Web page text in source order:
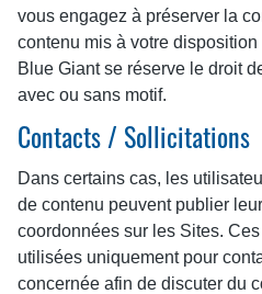
vous engagez à préserver la
contenu mis à votre
Blue Giant se réserve le droit
avec ou sans motif.
Contacts / Sollicitations
Dans certains cas, les
de contenu peuvent publier
coordonnées sur les Sites.
utilisées uniquement pour
concernée afin de discuter du